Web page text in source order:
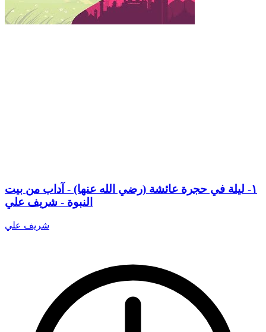
١- ليلة في حجرة عائشة (رضي الله عنها) - آداب من بيت
النبوة - شريف علي
شريف علي